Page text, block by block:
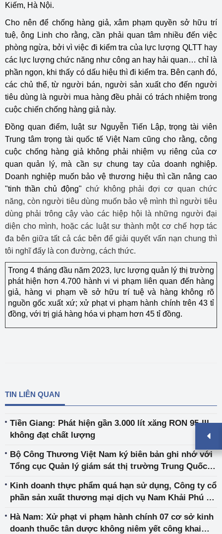
Kiếm, Hà Nội.
Cho nên để chống hàng giả, xâm phạm quyền sở hữu trí
tuệ, ông Linh cho rằng, cần phải quan tâm nhiều đến việc
phòng ngừa, bởi vì việc đi kiểm tra của lực lượng QLTT hay
các lực lượng chức năng như công an hay hải quan… chỉ là
phần ngọn, khi thấy có dấu hiệu thì đi kiểm tra. Bên cạnh đó,
các chủ thể, từ người bán, người sản xuất cho đến người
tiêu dùng là người mua hàng đều phải có trách nhiệm trong
cuộc chiến chống hàng giả này.
Đồng quan điểm, luật sư Nguyễn Tiến Lập, trọng tài viên
Trung tâm trọng tài quốc tế Việt Nam cũng cho rằng, công
cuộc chống hàng giả không phải nhiệm vụ riêng của cơ
quan quản lý, mà cần sự chung tay của doanh nghiệp.
Doanh nghiệp muốn bảo vệ thương hiệu thì cần nâng cao
"tinh thần chủ động" chứ không phải đợi cơ quan chức
năng, còn người tiêu dùng muốn bảo vệ mình thì người tiêu
dùng phải trông cậy vào các hiệp hội là những người đại
diện cho mình, hoặc các luật sư thành một cơ chế hợp tác
đa bên giữa tất cả các bên để giải quyết vấn nạn chung thì
tôi nghĩ đấy là con đường, cách thức.
Trong 4 tháng đầu năm 2023, lực lượng quản lý thị trường
phát hiện hơn 4.700 hành vi vi phạm liên quan đến hàng
giả, hàng vi phạm về sở hữu trí tuệ và hàng không rõ
nguồn gốc xuất xứ; xử phạt vi phạm hành chính trên 43 tỉ
đồng, với trị giá hàng hóa vi phạm hơn 45 tỉ đồng.
TIN LIÊN QUAN
Tiền Giang: Phát hiện gần 3.000 lít xăng RON 95-III
không đạt chất lượng
Bộ Công Thương Việt Nam ký biên bản ghi nhớ với
Tổng cục Quản lý giám sát thị trường Trung Quốc
Kinh doanh thực phẩm quá hạn sử dụng, Công ty cổ
phần sản xuất thương mại dịch vụ Nam Khải Phú bị
Hà Nam: Xử phạt vi phạm hành chính 07 cơ sở kinh
doanh thuốc tân dược không niêm yết công khai